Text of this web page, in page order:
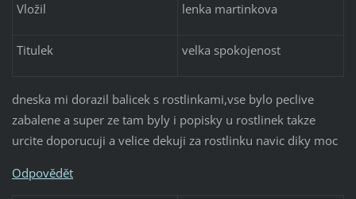
Vložil lenka martinkova
Titulek velka spokojenost
dneska mi dorazil balicek s rostlinkami,vse bylo peclive
zabalene a super ze tam byly i popisky u rostlinek takze
urcite doporucuji a velice dekuji za rostlinku navic diky moc
Odpovědět